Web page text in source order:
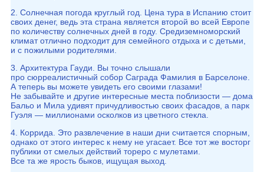
2. Солнечная погода круглый год. Цена тура в Испанию стоит
своих денег, ведь эта страна является второй во всей Европе
по количеству солнечных дней в году. Средиземноморский
климат отлично подходит для семейного отдыха и с детьми,
и с пожилыми родителями.
3. Архитектура Гауди. Вы точно слышали
про сюрреалистичный собор Саграда Фамилия в Барселоне.
А теперь вы можете увидеть его своими глазами!
Не забывайте и другие интересные места поблизости — дома
Бальо и Мила удивят причудливостью своих фасадов, а парк
Гуэля — миллионами осколков из цветного стекла.
4. Коррида. Это развлечение в наши дни считается спорным,
однако от этого интерес к нему не угасает. Все тот же восторг
публики от смелых действий тореро с мулетами.
Все та же ярость быков, ищущая выход.